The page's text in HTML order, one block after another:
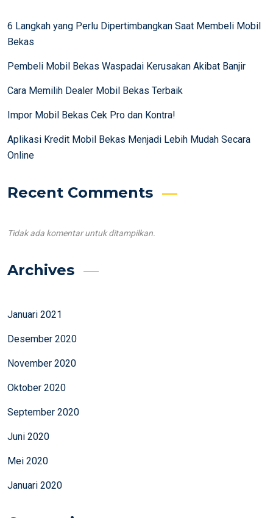
6 Langkah yang Perlu Dipertimbangkan Saat Membeli Mobil
Bekas
Pembeli Mobil Bekas Waspadai Kerusakan Akibat Banjir
Cara Memilih Dealer Mobil Bekas Terbaik
Impor Mobil Bekas Cek Pro dan Kontra!
Aplikasi Kredit Mobil Bekas Menjadi Lebih Mudah Secara
Online
Recent Comments
Tidak ada komentar untuk ditampilkan.
Archives
Januari 2021
Desember 2020
November 2020
Oktober 2020
September 2020
Juni 2020
Mei 2020
Januari 2020